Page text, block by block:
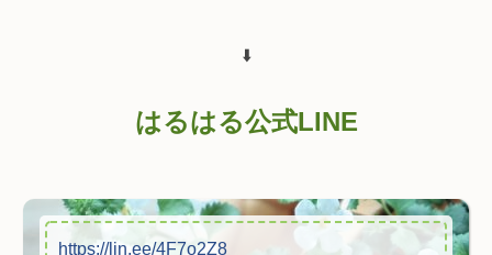
⬇️
はるはる公式LINE
https://lin.ee/4F7o2Z8